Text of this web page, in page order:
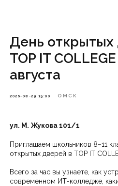
День открытых
TOP IT
августа
2026-08-29 15:00 ОМСК
ул. М. Жукова 101/1
Приглашаем школьников 8−11
открытых дверей в TOP IT
Всего за час вы узнаете, как
современном ИТ-колледже,